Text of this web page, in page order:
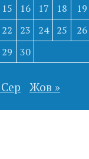
15 16 17 18
19
22 23 24 25
26
29 30
Жов »